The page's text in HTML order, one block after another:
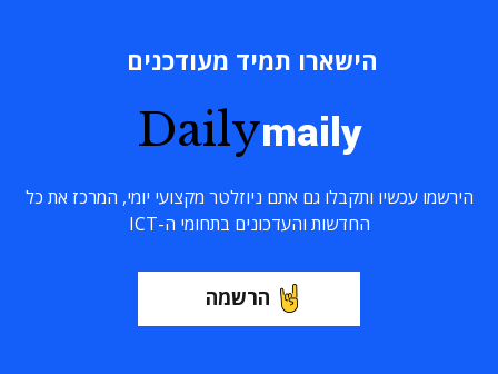
הישארו תמיד מעודכנים
Dailymaily
הירשמו עכשיו ותקבלו גם אתם ניוזלטר מקצועי יומי, המרכז את כל
החדשות והעדכונים בתחומי ה-ICT
הרשמה